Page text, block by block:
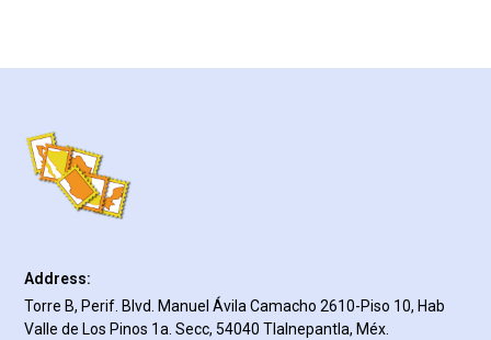
Address:
Torre B, Perif. Blvd. Manuel Ávila Camacho 2610-Piso 10, Hab
Valle de Los Pinos 1a. Secc, 54040 Tlalnepantla, Méx.